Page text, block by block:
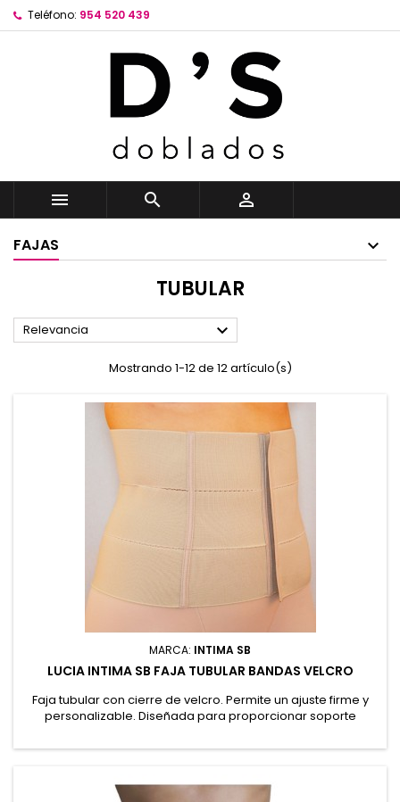
Teléfono: 954 520 439
  
FAJAS
TUBULAR
Relevancia 
Mostrando 1-12 de 12 artículo(s)
MARCA: INTIMA SB
LUCIA INTIMA SB FAJA TUBULAR BANDAS VELCRO
Faja tubular con cierre de velcro. Permite un ajuste firme y
personalizable. Diseñada para proporcionar soporte
espalda. Apta como faja posparto maternal, gracias a su
Poliamida